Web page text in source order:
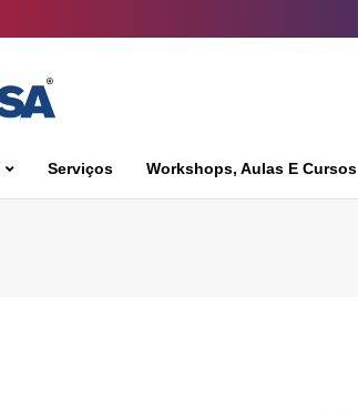
Serviços Workshops, Aulas E Cursos